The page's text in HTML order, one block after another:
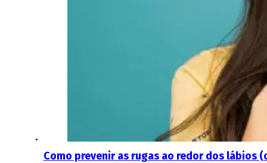
Como prevenir as rugas ao redor dos lábios